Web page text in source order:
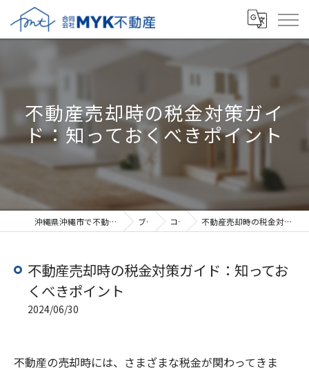
不動産売却時の税金対策ガイ
ド：知っておくべきポイント
沖縄県沖縄市で不動産売却なら合同会社MYK不動産 ブログ コラム 不動産売却時の税金対策ガイド：知っておくべきポイント
不動産売却時の税金対策ガイド：知ってお
くべきポイント
2024/06/30
不動産の売却時には、さまざまな税金が関わってきま